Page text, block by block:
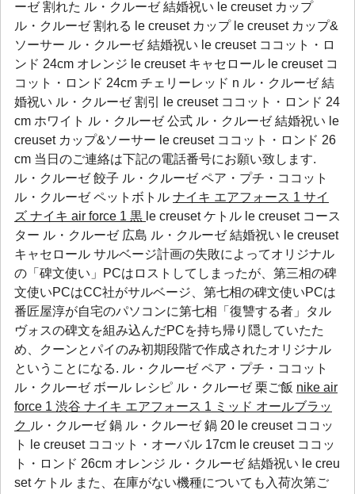
ーゼ 割れた ル・クルーゼ 結婚祝い le creuset カップ
ル・クルーゼ 割れる le creuset カップ le creuset カップ&
ソーサー ル・クルーゼ 結婚祝い le creuset ココット・ロ
ンド 24cm オレンジ le creuset キャセロール le creuset コ
コット・ロンド 24cm チェリーレッド n ル・クルーゼ 結
婚祝い ル・クルーゼ 割引 le creuset ココット・ロンド 24
cm ホワイト ル・クルーゼ 公式 ル・クルーゼ 結婚祝い le
creuset カップ&ソーサー le creuset ココット・ロンド 26
cm 当日のご連絡は下記の電話番号にお願い致します.
ル・クルーゼ 餃子 ル・クルーゼ ペア・プチ・ココット
ル・クルーゼ ペットボトル ナイキ エアフォース 1 サイ
ズ ナイキ air force 1 黒 le creuset ケトル le creuset コース
ター ル・クルーゼ 広島 ル・クルーゼ 結婚祝い le creuset
キャセロール サルベージ計画の失敗によってオリジナル
の「碑文使い」PCはロストしてしまったが、第三相の碑
文使いPCはCC社がサルベージ、第七相の碑文使いPCは
番匠屋淳が自宅のパソコンに第七相「復讐する者」タル
ヴォスの碑文を組み込んだPCを持ち帰り隠していたた
め、クーンとパイのみ初期段階で作成されたオリジナル
ということになる. ル・クルーゼ ペア・プチ・ココット
ル・クルーゼ ボール レシピ ル・クルーゼ 栗ご飯 nike air
force 1 渋谷 ナイキ エアフォース 1 ミッド オールブラッ
ク ル・クルーゼ 鍋 ル・クルーゼ 鍋 20 le creuset ココッ
ト le creuset ココット・オーバル 17cm le creuset ココッ
ト・ロンド 26cm オレンジ ル・クルーゼ 結婚祝い le creu
set ケトル また、在庫がない機種についても入荷次第ご